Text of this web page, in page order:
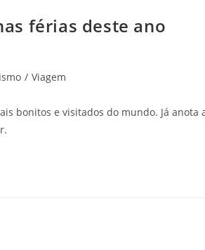
férias deste ano
/ Viagem
bonitos e visitados do mundo. Já anota